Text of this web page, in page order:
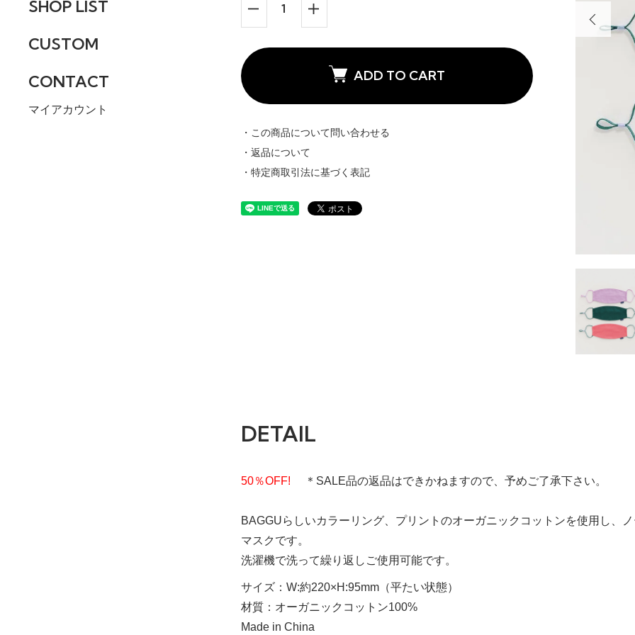
SHOP LIST
CUSTOM
CONTACT
マイアカウント
ADD TO CART
・この商品について問い合わせる
・返品について
・特定商取引法に基づく表記
DETAIL
50％OFF! ＊SALE品の返品はできかねますので、予めご了承下さい。
BAGGUらしいカラーリング、プリントのオーガニックコットンを使用し、
マスクです。
洗濯機で洗って繰り返しご使用可能です。
サイズ：W:約220×H:95mm（平たい状態）
材質：オーガニックコットン100%
Made in China